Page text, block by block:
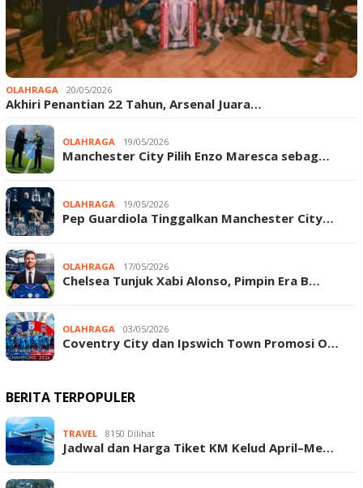
OLAHRAGA 20/05/2026
Akhiri Penantian 22 Tahun, Arsenal Juara…
OLAHRAGA 19/05/2026
Manchester City Pilih Enzo Maresca sebag…
OLAHRAGA 19/05/2026
Pep Guardiola Tinggalkan Manchester City…
OLAHRAGA 17/05/2026
Chelsea Tunjuk Xabi Alonso, Pimpin Era B…
OLAHRAGA 03/05/2026
Coventry City dan Ipswich Town Promosi O…
BERITA TERPOPULER
TRAVEL 8150 Dilihat
Jadwal dan Harga Tiket KM Kelud April–Me…